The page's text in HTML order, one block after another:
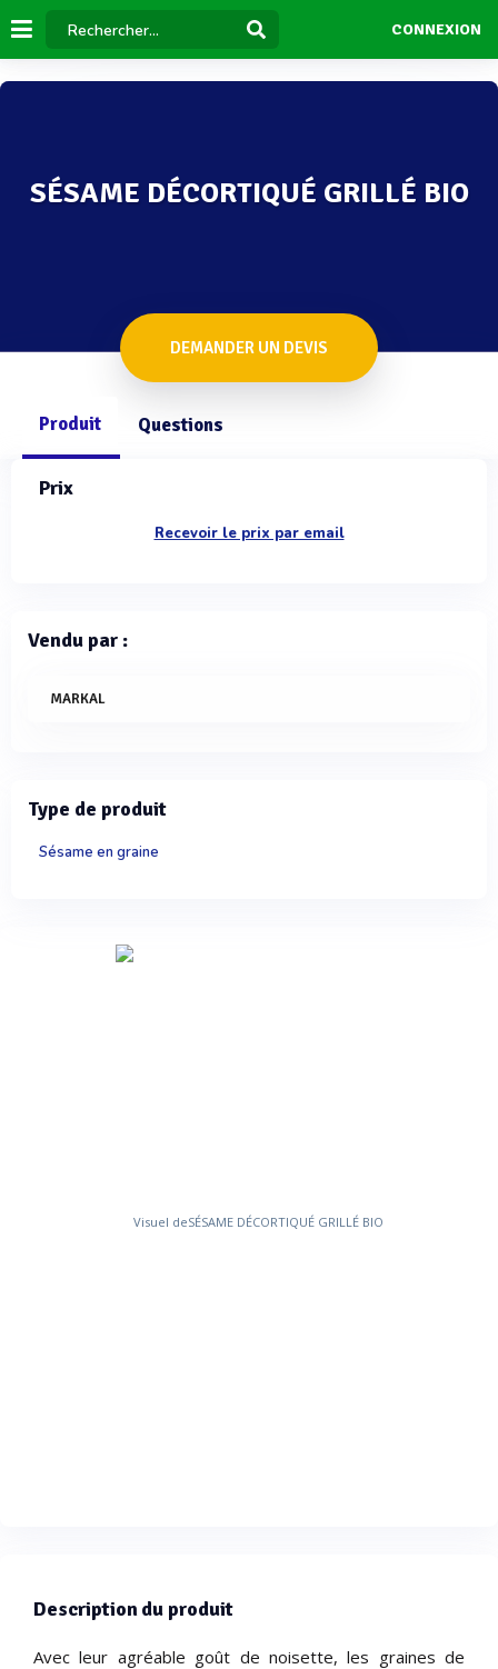
CONNEXION
SÉSAME DÉCORTIQUÉ GRILLÉ BIO
DEMANDER UN DEVIS
Produit Questions
Description du produit
Avec leur agréable goût de noisette, les graines de
Prix
Recevoir le prix par email
Vendu par :
MARKAL
Type de produit
Sésame en graine